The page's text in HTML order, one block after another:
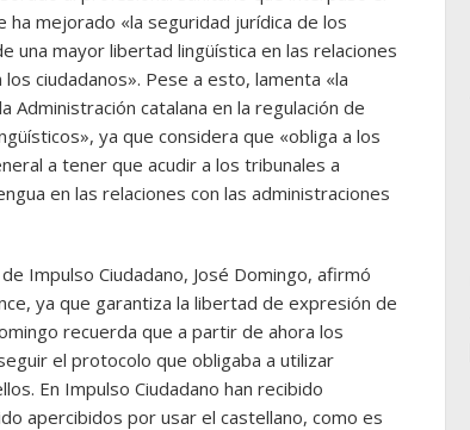
mejorado «la seguridad jurídica de los
una mayor libertad lingüística en las relaciones
ciudadanos». Pese a esto, lamenta «la
Administración catalana en la regulación de
ya que considera que «obliga a los
a tener que acudir a los tribunales a
en las relaciones con las administraciones
Impulso Ciudadano, José Domingo, afirmó
ya que garantiza la libertad de expresión de
recuerda que a partir de ahora los
el protocolo que obligaba a utilizar
En Impulso Ciudadano han recibido
apercibidos por usar el castellano, como es